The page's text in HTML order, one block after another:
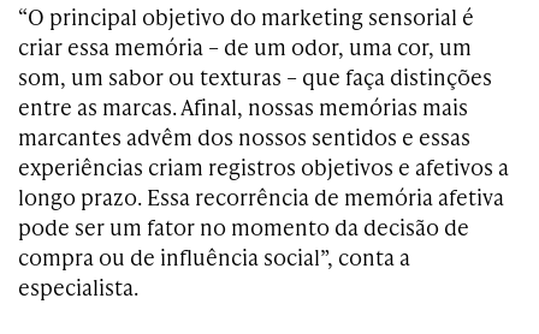
“O principal objetivo do marketing sensorial é
criar essa memória – de um odor, uma cor, um
som, um sabor ou texturas – que faça distinções
entre as marcas. Afinal, nossas memórias mais
marcantes advêm dos nossos sentidos e essas
experiências criam registros objetivos e afetivos a
longo prazo. Essa recorrência de memória afetiva
pode ser um fator no momento da decisão de
compra ou de influência social”, conta a
especialista.